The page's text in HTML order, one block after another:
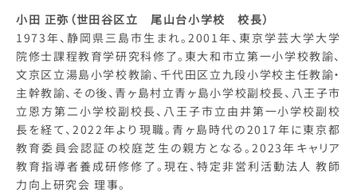
小田 正弥（世田谷区立 尾山台小学校 校長）
1973年、静岡県三島市生まれ。2001年、東京学芸大学大学
院修士課程教育学研究科修了。東大和市立第一小学校教諭、
文京区立湯島小学校教諭、千代田区立九段小学校主任教諭・
主幹教諭、その後、青ヶ島村立青ヶ島小学校副校長、八王子市
立恩方第二小学校副校長、八王子市立由井第一小学校副校
長を経て、2022年より現職。青ヶ島時代の2017年に東京都
教育委員会認証の校庭芝生の親方となる。2023年キャリア
教育指導者養成研修修了。現在、特定非営利活動法人 教師
力向上研究会 理事。